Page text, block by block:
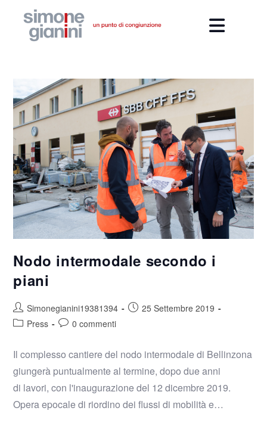
Nodo intermodale secondo i
piani
Simonegianini19381394
25 Settembre 2019
Press
0 commenti
Il complesso cantiere del nodo intermodale di Bellinzona
giungerà puntualmente al termine, dopo due anni
di lavori, con l'inaugurazione del 12 dicembre 2019.
Opera epocale di riordino dei flussi di mobilità e…